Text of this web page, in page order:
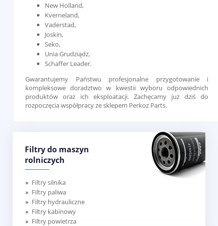
New Holland,
Kverneland,
Vaderstad,
Joskin,
Seko,
Unia Grudziądz,
Schaffer Leader.
Gwarantujemy Państwu profesjonalne przygotowanie i
kompleksowe doradztwo w kwestii wyboru odpowiednich
produktów oraz ich eksploatacji. Zachęcamy już dziś do
rozpoczęcia współpracy ze sklepem Perkoz Parts.
Filtry do maszyn
rolniczych
Filtry silnika
Filtry paliwa
Filtry hydrauliczne
Filtry kabinowy
Filtry powietrza